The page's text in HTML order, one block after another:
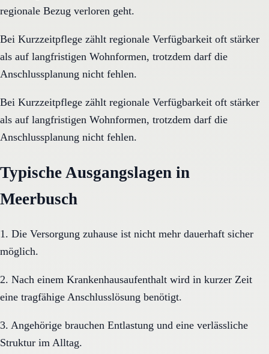
regionale Bezug verloren geht.
Bei Kurzzeitpflege zählt regionale Verfügbarkeit oft stärker
als auf langfristigen Wohnformen, trotzdem darf die
Anschlussplanung nicht fehlen.
Bei Kurzzeitpflege zählt regionale Verfügbarkeit oft stärker
als auf langfristigen Wohnformen, trotzdem darf die
Anschlussplanung nicht fehlen.
Typische Ausgangslagen in
Meerbusch
1. Die Versorgung zuhause ist nicht mehr dauerhaft sicher
möglich.
2. Nach einem Krankenhausaufenthalt wird in kurzer Zeit
eine tragfähige Anschlusslösung benötigt.
3. Angehörige brauchen Entlastung und eine verlässliche
Struktur im Alltag.